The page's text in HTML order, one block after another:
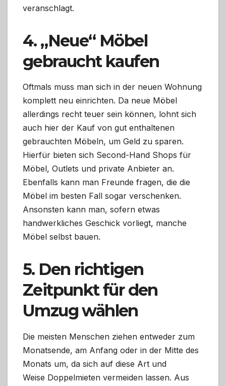
veranschlagt.
4. „Neue“ Möbel
gebraucht kaufen
Oftmals muss man sich in der neuen Wohnung
komplett neu einrichten. Da neue Möbel
allerdings recht teuer sein können, lohnt sich
auch hier der Kauf von gut enthaltenen
gebrauchten Möbeln, um Geld zu sparen.
Hierfür bieten sich Second-Hand Shops für
Möbel, Outlets und private Anbieter an.
Ebenfalls kann man Freunde fragen, die die
Möbel im besten Fall sogar verschenken.
Ansonsten kann man, sofern etwas
handwerkliches Geschick vorliegt, manche
Möbel selbst bauen.
5. Den richtigen
Zeitpunkt für den
Umzug wählen
Die meisten Menschen ziehen entweder zum
Monatsende, am Anfang oder in der Mitte des
Monats um, da sich auf diese Art und
Weise Doppelmieten vermeiden lassen. Aus